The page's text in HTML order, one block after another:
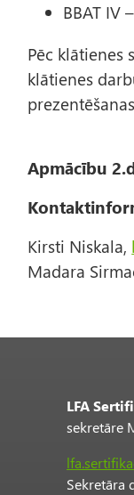
BBAT IV
Pēc klātienes
klātienes
Apmācību
Kirsti Niskala,
Madara
LFA
sekretāre
Sekretāra